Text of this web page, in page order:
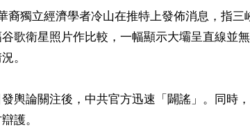
裔獨立經濟學者冷山在推特上發佈消息，指
谷歌衛星照片作比較，一幅顯示大壩呈直線並
。
輿論關注後，中共官方迅速「闢謠」。同時
護。